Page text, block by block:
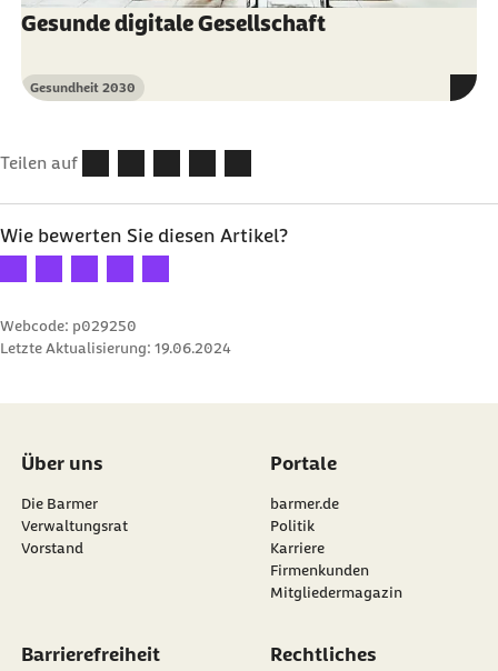
Gesunde digitale Gesellschaft
Kategorie
Gesundheit 2030
Teilen auf
Wie bewerten Sie diesen Artikel?
Ihre Bewertung: 1 Stern
Ihre Bewertung: 2 Sterne
Ihre Bewertung: 3 Sterne
Ihre Bewertung: 4 Sterne
Ihre Bewertung: 5 Sterne
Webcode: p029250
Letzte Aktualisierung: 19.06.2024
Über uns
Die Barmer
Verwaltungsrat
Vorstand
Portale
barmer.de
Politik
Karriere
Firmenkunden
Mitgliedermagazin
Barrierefreiheit Rechtliches